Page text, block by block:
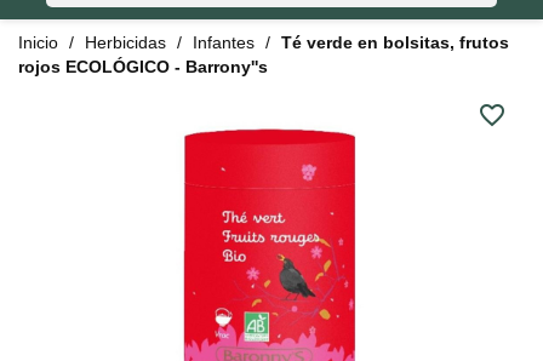
Inicio Herbicidas Infantes
Té verde en bolsitas, frutos
rojos ECOLÓGICO - Barrony''s
favorite_border